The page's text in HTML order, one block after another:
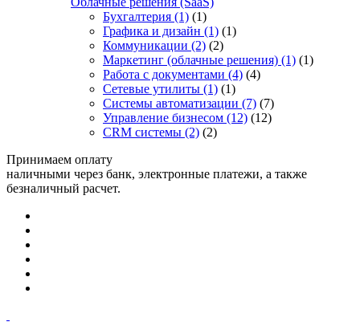
Бухгалтерия (1) (1)
Графика и дизайн (1) (1)
Коммуникации (2) (2)
Маркетинг (облачные решения) (1) (1)
Работа с документами (4) (4)
Сетевые утилиты (1) (1)
Системы автоматизации (7) (7)
Управление бизнесом (12) (12)
CRM системы (2) (2)
Принимаем оплату
наличными через банк, электронные платежи, а также
безналичный расчет.